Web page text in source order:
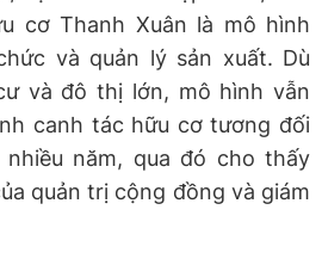
cơ Thanh Xuân là mô hình
và quản lý sản xuất. Dù
và đô thị lớn, mô hình vẫn
canh tác hữu cơ tương đối
năm, qua đó cho thấy
quản trị cộng đồng và giám